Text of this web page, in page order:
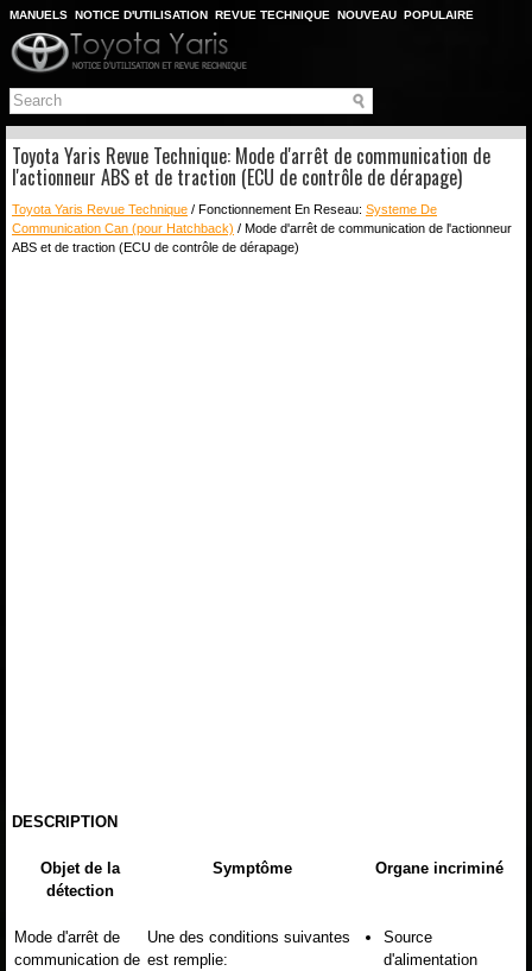
MANUELS NOTICE D'UTILISATION REVUE TECHNIQUE NOUVEAU POPULAIRE
PLAN DU SITE
CHERCHER
Toyota Yaris Revue Technique: Mode d'arrêt de communication de
l'actionneur ABS et de traction (ECU de contrôle de dérapage)
Toyota Yaris Revue Technique / Fonctionnement En Reseau: Systeme De
Communication Can (pour Hatchback) / Mode d'arrêt de communication de l'actionneur
ABS et de traction (ECU de contrôle de dérapage)
DESCRIPTION
Objet de la
détection
Symptôme Organe incriminé
Mode d'arrêt de
communication de
Une des conditions suivantes
est remplie:
Source
d'alimentation